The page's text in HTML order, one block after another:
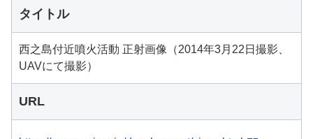
タイトル
西之島付近噴火活動 正射画像（2014年3月22日撮影、
UAVにて撮影）
URL